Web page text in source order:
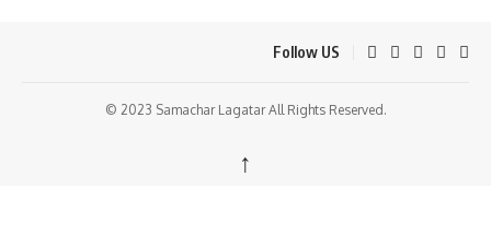
Follow US
© 2023 Samachar Lagatar All Rights Reserved.
↑